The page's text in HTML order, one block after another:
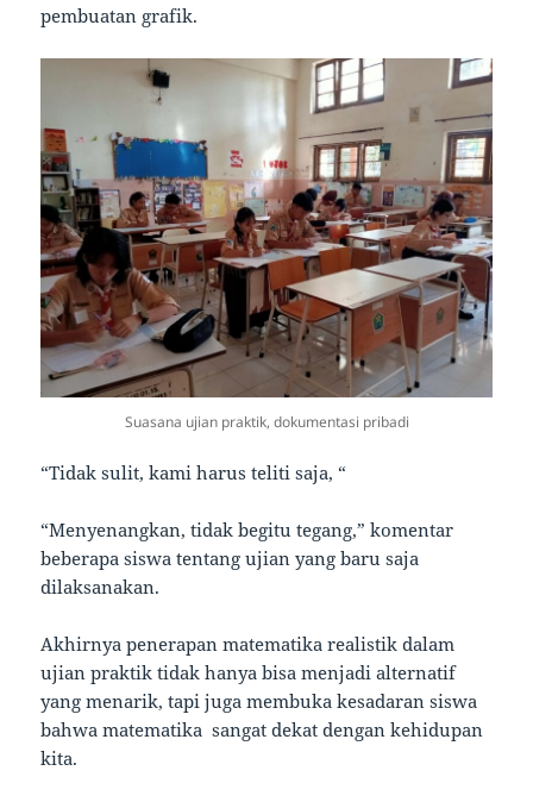
pembuatan grafik.
Suasana ujian praktik, dokumentasi pribadi
“Tidak sulit, kami harus teliti saja, “
“Menyenangkan, tidak begitu tegang,” komentar
beberapa siswa tentang ujian yang baru saja
dilaksanakan.
Akhirnya penerapan matematika realistik dalam
ujian praktik tidak hanya bisa menjadi alternatif
yang menarik, tapi juga membuka kesadaran siswa
bahwa matematika sangat dekat dengan kehidupan
kita.